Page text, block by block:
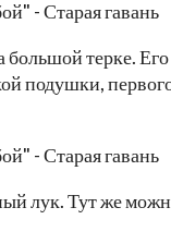
терке. Его
подушки,
лук. Тут же